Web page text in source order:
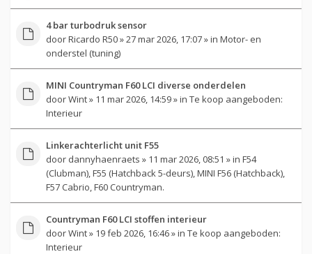
4 bar turbodruk sensor
doorRicardo R50» 27 mar 2026, 17:07 » in Motor- en
onderstel (tuning)
MINI Countryman F60 LCI diverse onderdelen
doorWint» 11 mar 2026, 14:59 » in Te koop aangeboden:
Interieur
Linkerachterlicht unit F55
door dannyhaenraets » 11 mar 2026, 08:51 » in F54
(Clubman), F55 (Hatchback 5-deurs), MINI F56 (Hatchback),
F57 Cabrio, F60 Countryman.
Countryman F60 LCI stoffen interieur
doorWint» 19 feb 2026, 16:46 » in Te koop aangeboden:
Interieur